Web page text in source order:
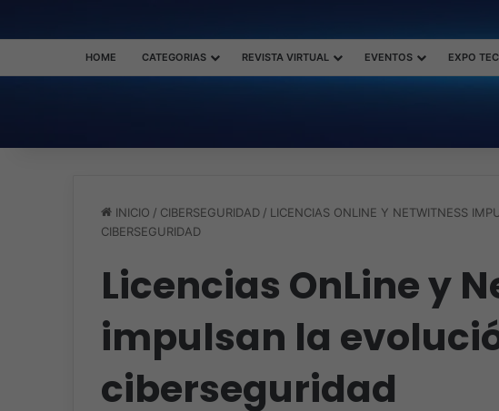
HOME CATEGORIAS REVISTA VIRTUAL EVENTOS EXPO
INICIO / CIBERSEGURIDAD / LICENCIAS ONLINE Y NETWITNESS
CIBERSEGURIDAD
Licencias OnLine y
impulsan la
ciberseguridad